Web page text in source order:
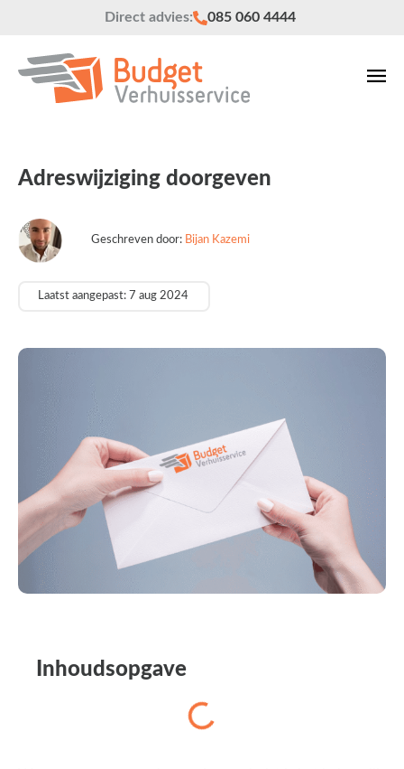
Direct advies: 085 060 4444
Adreswijziging doorgeven
Geschreven door: Bijan Kazemi
Laatst aangepast: 7 aug 2024
Inhoudsopgave